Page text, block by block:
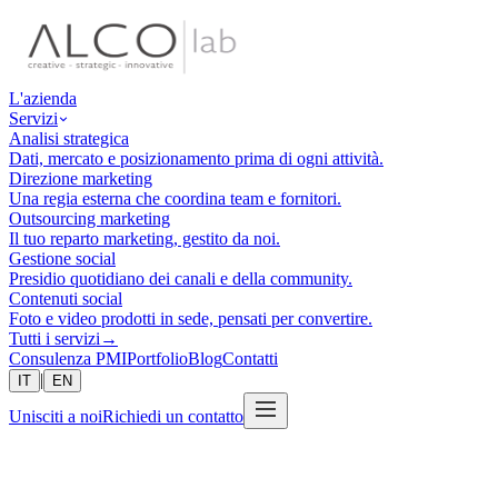
L'azienda
Servizi
Analisi strategica
Dati, mercato e posizionamento prima di ogni attività.
Direzione marketing
Una regia esterna che coordina team e fornitori.
Outsourcing marketing
Il tuo reparto marketing, gestito da noi.
Gestione social
Presidio quotidiano dei canali e della community.
Contenuti social
Foto e video prodotti in sede, pensati per convertire.
Tutti i servizi →
Consulenza PMIPortfolioBlogContatti
IT | EN
Unisciti a noiRichiedi un contatto